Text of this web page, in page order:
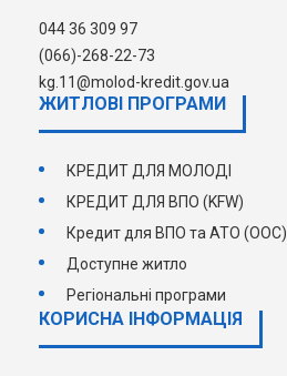
044 36 309 97
(066)-268-22-73
kg.11@molod-kredit.gov.ua
ЖИТЛОВІ ПРОГРАМИ
КРЕДИТ ДЛЯ МОЛОДІ
КРЕДИТ ДЛЯ ВПО (KFW)
Кредит для ВПО та АТО (ООС)
Доступне житло
Регіональні програми
КОРИСНА ІНФОРМАЦІЯ